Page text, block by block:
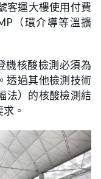
客運大樓使用付費
（環介導等溫擴
機核酸檢測必須為
透過其他檢測技術
法）的核酸檢測結
。